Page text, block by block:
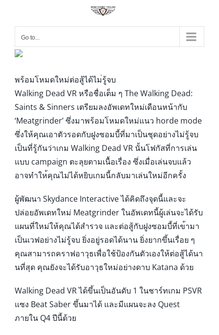
Go to...
พร้อมโหมดใหม่ต่อสู้ได้ไม่รู้จบ
Walking Dead VR หรือชื่อเต็ม ๆ The Walking Dead:
Saints & Sinners เตรียมลงอัพเดทใหม่เดือนหน้ากับ
‘Meatgrinder’ ซึ่งมาพร้อมโหมดใหม่แนว horde mode
ซึ่งให้คุณเอาตัวรอดกับฝูงซอมบี้ที่มาเป็นชุดอย่างไม่รู้จบ
เป็นที่รู้กันว่าเกม Walking Dead VR นั้นโฟกัสที่การเล่น
แบบ campaign ตะลุยตามเนื้อเรื่อง ซึ่งเมื่อเล่นจบแล้ว
อาจทำให้คุณไม่ได้หยิบเกมนี้กลับมาเล่นใหม่อีกครั้ง
ผู้พัฒนา Skydance Interactive ได้คิดถึงจุดนี้และจะ
ปล่อยอัพเดทใหม่ Meatgrinder ในอัพเดทนี้ผู้เล่นจะได้รับ
แผนที่ใหม่ให้คุณได้สำรวจ และต่อสู้กับฝูงซอมบี้ที่เข้ามา
เป็นเวฟอย่างไม่รู้จบ ยิ่งอยู่รอดได้นาน ยิ่งยากขึ้นเรื่อย ๆ
คุณสามารถคราฟอาวุธเพื่อใช้ป้องกันตัวเองให้ต่อสู้ได้นา
นที่สุด คุณยังจะได้รับอาวุธใหม่อย่างดาบ Katana ด้วย
Walking Dead VR ได้ขึ้นเป็นอันดับ 1 ในชาร์ทเกม PSVR
แซง Beat Saber ขึ้นมาได้ และมีแผนจะลง Quest
ภายใน Q4 ปีนี้ด้วย